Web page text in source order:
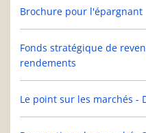
Brochure pour l'épargnant
Fonds stratégique de
rendements
Le point sur les marchés -